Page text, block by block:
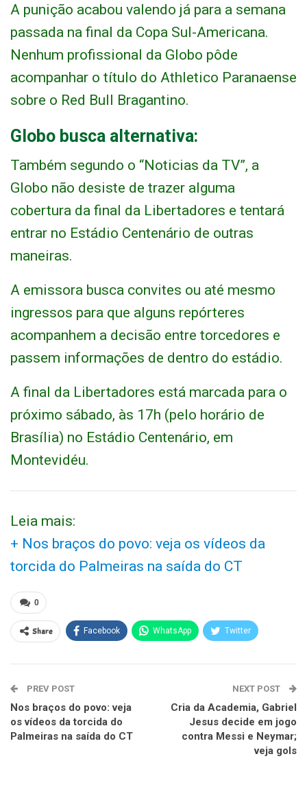
A punição acabou valendo já para a semana
passada na final da Copa Sul-Americana.
Nenhum profissional da Globo pôde
acompanhar o título do Athletico Paranaense
sobre o Red Bull Bragantino.
Globo busca alternativa:
Também segundo o “Noticias da TV”, a
Globo não desiste de trazer alguma
cobertura da final da Libertadores e tentará
entrar no Estádio Centenário de outras
maneiras.
A emissora busca convites ou até mesmo
ingressos para que alguns repórteres
acompanhem a decisão entre torcedores e
passem informações de dentro do estádio.
A final da Libertadores está marcada para o
próximo sábado, às 17h (pelo horário de
Brasília) no Estádio Centenário, em
Montevidéu.
Leia mais:
+ Nos braços do povo: veja os vídeos da
torcida do Palmeiras na saída do CT
0
Share Facebook WhatsApp Twitter
PREV POST
Nos braços do povo: veja
os vídeos da torcida do
Palmeiras na saída do CT
NEXT POST
Cria da Academia, Gabriel
Jesus decide em jogo
contra Messi e Neymar;
veja gols